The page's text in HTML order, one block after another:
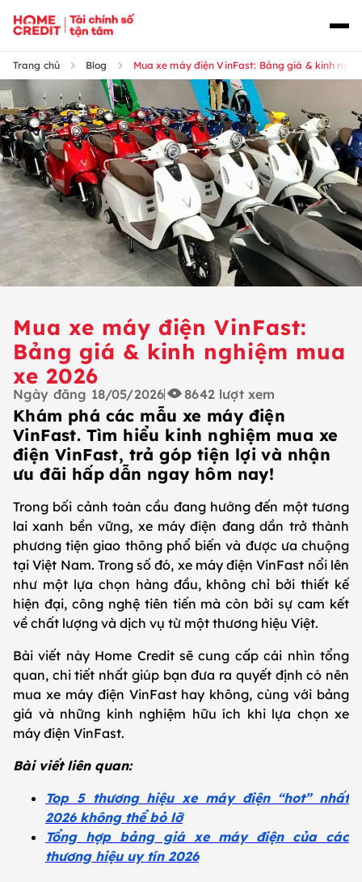
Trang chủ Blog Mua xe máy điện VinFast: Bảng giá & kinh
Mua xe máy điện VinFast:
Bảng giá & kinh nghiệm mua
xe 2026
Ngày đăng 18/05/2026 8642 lượt xem
Khám phá các mẫu xe máy điện
VinFast. Tìm hiểu kinh nghiệm mua xe
điện VinFast, trả góp tiện lợi và nhận
ưu đãi hấp dẫn ngay hôm nay!
Trong bối cảnh toàn cầu đang hướng đến một tương
lai xanh bền vững, xe máy điện đang dần trở thành
phương tiện giao thông phổ biến và được ưa chuộng
tại Việt Nam. Trong số đó, xe máy điện VinFast nổi lên
như một lựa chọn hàng đầu, không chỉ bởi thiết kế
hiện đại, công nghệ tiên tiến mà còn bởi sự cam kết
về chất lượng và dịch vụ từ một thương hiệu Việt.
Bài viết này Home Credit sẽ cung cấp cái nhìn tổng
quan, chi tiết nhất giúp bạn đưa ra quyết định có nên
mua xe máy điện VinFast hay không, cùng với bảng
giá và những kinh nghiệm hữu ích khi lựa chọn xe
máy điện VinFast.
Bài viết liên quan:
Top 5 thương hiệu xe máy điện “hot” nhất
2026 không thể bỏ lỡ
Tổng hợp bảng giá xe máy điện của các
thương hiệu uy tín 2026